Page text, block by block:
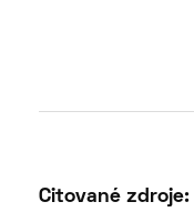
Citované zdroje: